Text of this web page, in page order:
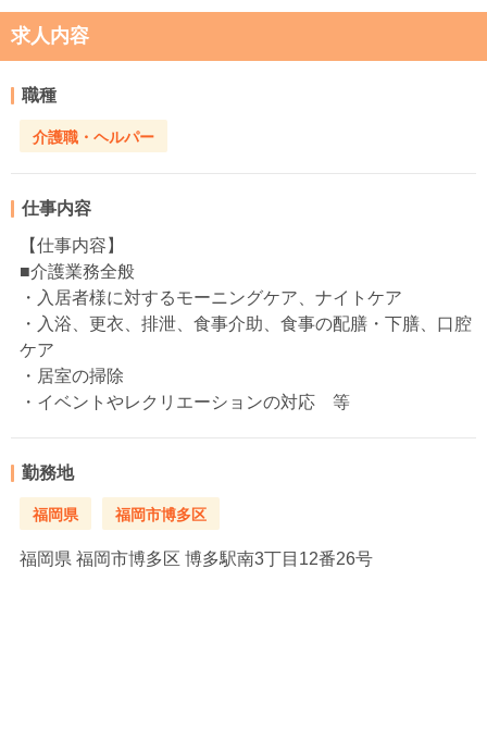
求人内容
職種
介護職・ヘルパー
仕事内容
【仕事内容】
■介護業務全般
・入居者様に対するモーニングケア、ナイトケア
・入浴、更衣、排泄、食事介助、食事の配膳・下膳、口腔
ケア
・居室の掃除
・イベントやレクリエーションの対応 等
勤務地
福岡県 福岡市博多区
福岡県 福岡市博多区 博多駅南3丁目12番26号